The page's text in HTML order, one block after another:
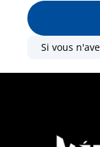
Si vous